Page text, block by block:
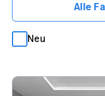
Alle
Neu